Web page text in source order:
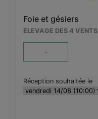
Foie et gésiers
ELEVAGE DES 4 VENTS
-
Réception souhaitée le